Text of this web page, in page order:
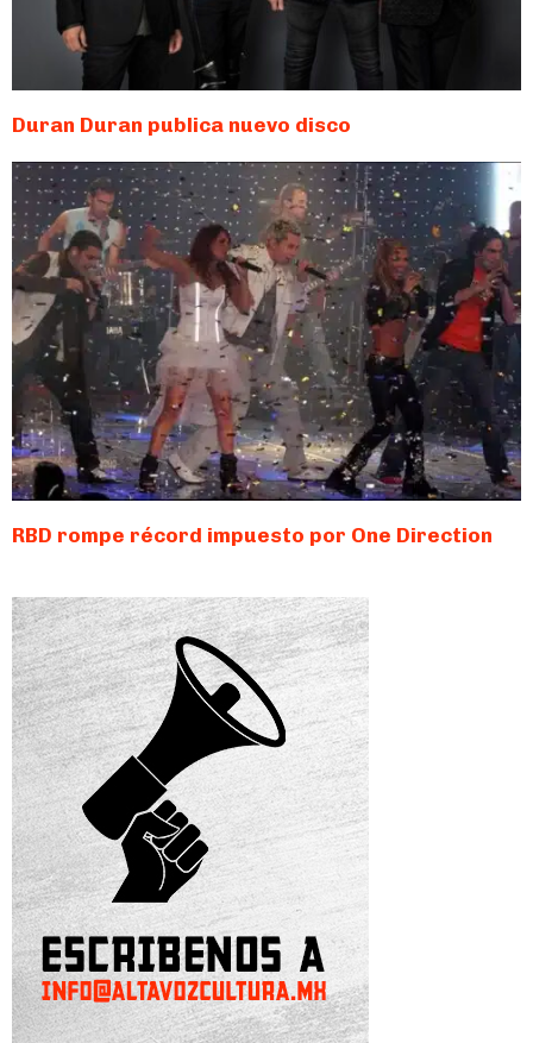
Duran Duran publica nuevo disco
RBD rompe récord impuesto por One Direction